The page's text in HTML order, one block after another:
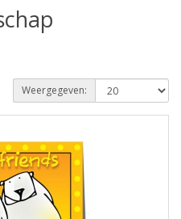
Weergegeven: